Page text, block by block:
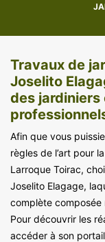
Travaux de
Joselito
des jardiniers
Afin que vous
règles de l’art pour
Larroque Toirac,
Joselito Elagage,
complète composée
Pour découvrir les
accéder à son